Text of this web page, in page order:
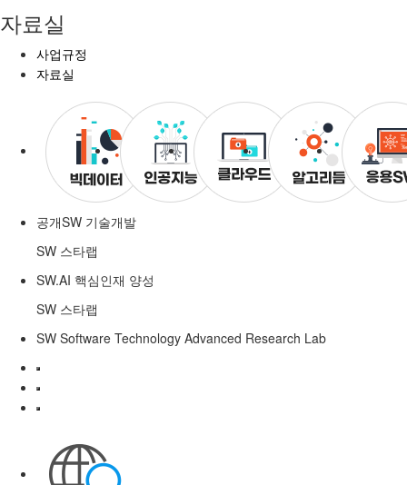
자료실
사업규정
자료실
공개SW 기술개발
SW 스타랩
SW.AI 핵심인재 양성
SW 스타랩
SW Software Technology Advanced Research Lab